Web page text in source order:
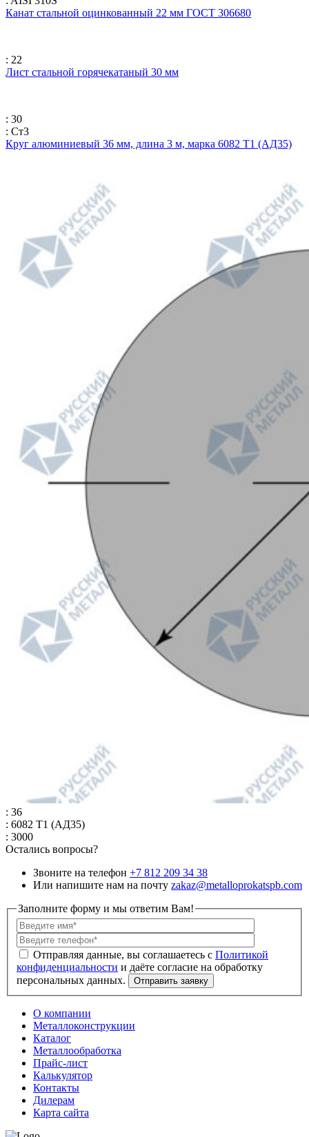
Канат стальной оцинкованный 22 мм ГОСТ 306680
: 22
Лист стальной горячекатаный 30 мм
: 30
: Ст3
Круг алюминиевый 36 мм, длина 3 м, марка 6082 Т1 (АД35)
: 36
: 6082 Т1 (АД35)
: 3000
Остались вопросы?
Звоните на телефон +7 812 209 34 38
Или напишите нам на почту zakaz@metalloprokatspb.com
Заполните форму и мы ответим Вам!
Политикой
конфиденциальности
О компании
Металлоконструкции
Каталог
Металлообработка
Прайс-лист
Калькулятор
Контакты
Дилерам
Карта сайта